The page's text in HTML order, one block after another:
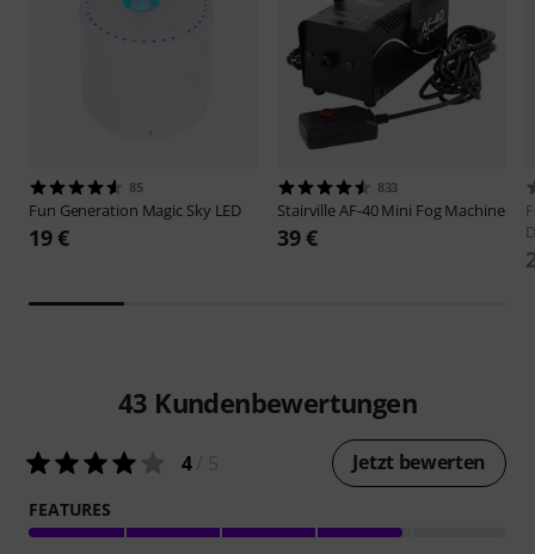
85
Fun Generation Magic Sky LED
19 €
833
StairvilleAF-40 Mini Fog Machine
39 €
43 Kundenbewertungen
4/ 5 Jetzt bewerten
FEATURES